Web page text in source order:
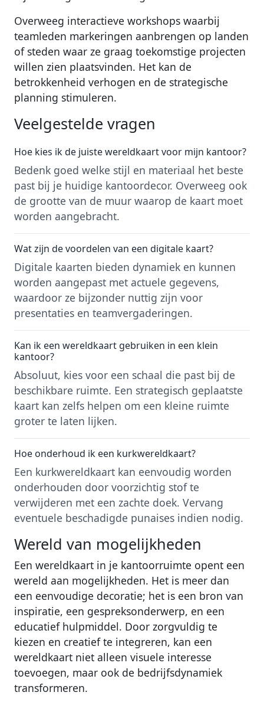
Overweeg interactieve workshops waarbij
teamleden markeringen aanbrengen op landen
of steden waar ze graag toekomstige projecten
willen zien plaatsvinden. Het kan de
betrokkenheid verhogen en de strategische
planning stimuleren.
Veelgestelde vragen
Hoe kies ik de juiste wereldkaart voor mijn kantoor?
Bedenk goed welke stijl en materiaal het beste
past bij je huidige kantoordecor. Overweeg ook
de grootte van de muur waarop de kaart moet
worden aangebracht.
Wat zijn de voordelen van een digitale kaart?
Digitale kaarten bieden dynamiek en kunnen
worden aangepast met actuele gegevens,
waardoor ze bijzonder nuttig zijn voor
presentaties en teamvergaderingen.
Kan ik een wereldkaart gebruiken in een klein
kantoor?
Absoluut, kies voor een schaal die past bij de
beschikbare ruimte. Een strategisch geplaatste
kaart kan zelfs helpen om een kleine ruimte
groter te laten lijken.
Hoe onderhoud ik een kurkwereldkaart?
Een kurkwereldkaart kan eenvoudig worden
onderhouden door voorzichtig stof te
verwijderen met een zachte doek. Vervang
eventuele beschadigde punaises indien nodig.
Wereld van mogelijkheden
Een wereldkaart in je kantoorruimte opent een
wereld aan mogelijkheden. Het is meer dan
een eenvoudige decoratie; het is een bron van
inspiratie, een gespreksonderwerp, en een
educatief hulpmiddel. Door zorgvuldig te
kiezen en creatief te integreren, kan een
wereldkaart niet alleen visuele interesse
toevoegen, maar ook de bedrijfsdynamiek
transformeren.